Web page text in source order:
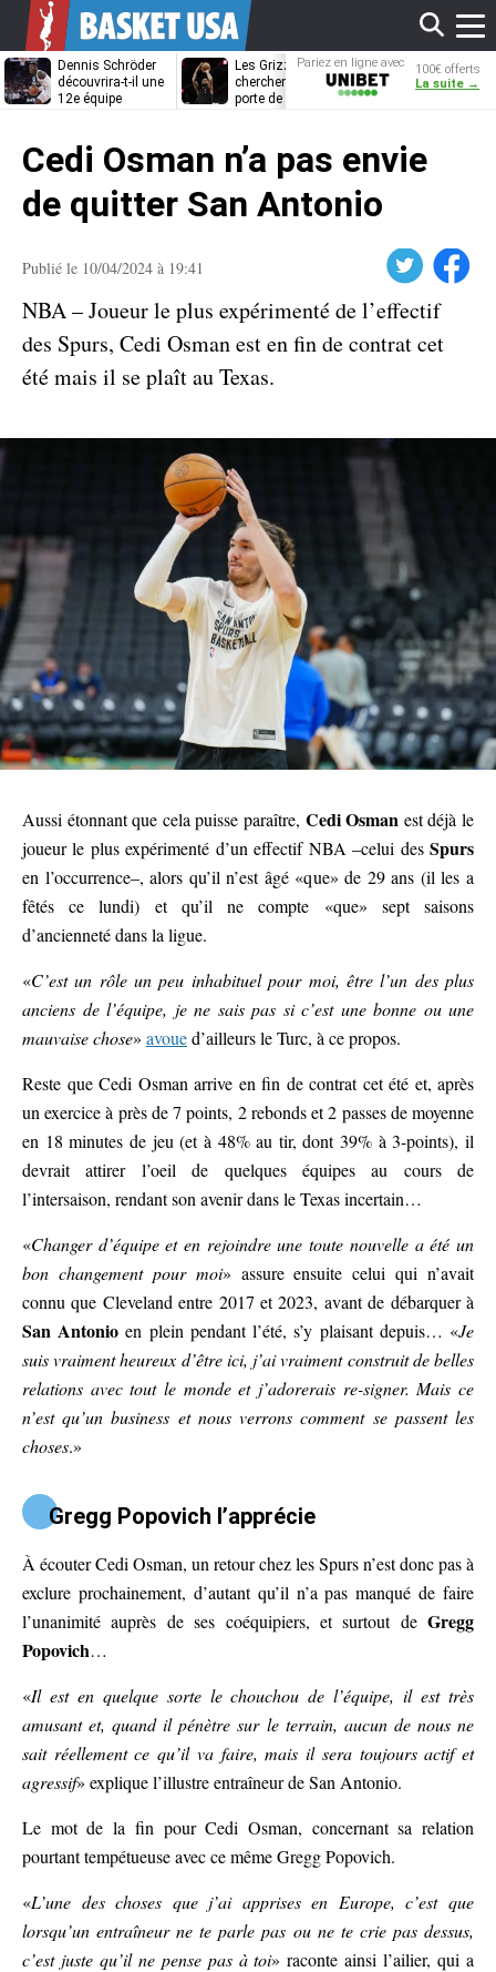
Dennis Schröder
découvrira-t-il une
12e équipe
Les Grizzlies
cherchent déjà une
porte de sortie
Dwane Casey
bientôt coach
Pariez en ligne avec
Unibet
100€ offerts
La suite →
Cedi Osman n’a pas envie
de quitter San Antonio
Publié le 10/04/2024 à 19:41 Facebook
NBA – Joueur le plus expérimenté de l’effectif
des Spurs, Cedi Osman est en fin de contrat cet
été mais il se plaît au Texas.
Aussi étonnant que cela puisse paraître, Cedi Osman est déjà le
joueur le plus expérimenté d’un effectif NBA –celui des Spurs
en l’occurrence–, alors qu’il n’est âgé «que» de 29 ans (il les a
fêtés ce lundi) et qu’il ne compte «que» sept saisons
d’ancienneté dans la ligue.
«C’est un rôle un peu inhabituel pour moi, être l’un des plus
anciens de l’équipe, je ne sais pas si c’est une bonne ou une
mauvaise chose» avoued’ailleurs le Turc, à ce propos.
Reste que Cedi Osman arrive en fin de contrat cet été et, après
un exercice à près de 7 points, 2 rebonds et 2 passes de moyenne
en 18 minutes de jeu (et à 48% au tir, dont 39% à 3-points), il
devrait attirer l’oeil de quelques équipes au cours de
l’intersaison, rendant son avenir dans le Texas incertain…
«Changer d’équipe et en rejoindre une toute nouvelle a été un
bon changement pour moi» assure ensuite celui qui n’avait
connu que Cleveland entre 2017 et 2023, avant de débarquer à
San Antonio en plein pendant l’été, s’y plaisant depuis… «Je
suis vraiment heureux d’être ici, j’ai vraiment construit de belles
relations avec tout le monde et j’adorerais re-signer. Mais ce
n’est qu’un business et nous verrons comment se passent les
choses.»
Gregg Popovich l’apprécie
À écouter Cedi Osman, un retour chez les Spurs n’est donc pas à
exclure prochainement, d’autant qu’il n’a pas manqué de faire
l’unanimité auprès de ses coéquipiers, et surtout de Gregg
Popovich…
«Il est en quelque sorte le chouchou de l’équipe, il est très
amusant et, quand il pénètre sur le terrain, aucun de nous ne
sait réellement ce qu’il va faire, mais il sera toujours actif et
agressif» explique l’illustre entraîneur de San Antonio.
Le mot de la fin pour Cedi Osman, concernant sa relation
pourtant tempétueuse avec ce même Gregg Popovich.
«L’une des choses que j’ai apprises en Europe, c’est que
lorsqu’un entraîneur ne te parle pas ou ne te crie pas dessus,
c’est juste qu’il ne pense pas à toi» raconte ainsi l’ailier, qui a